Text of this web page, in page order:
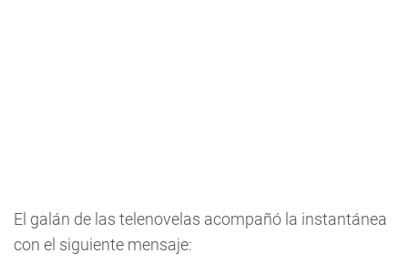
El galán de las telenovelas acompañó la instantánea
con el siguiente mensaje: